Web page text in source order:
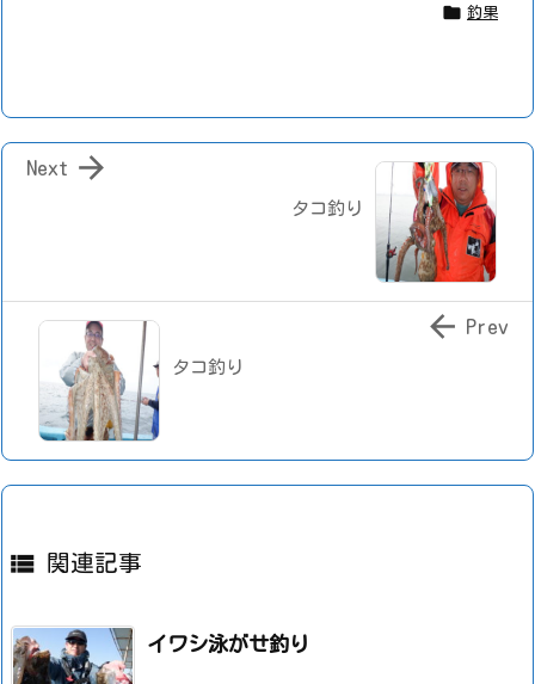
 釣果
タコ釣り

Next
タコ釣り
 Prev
 関連記事
イワシ泳がせ釣り